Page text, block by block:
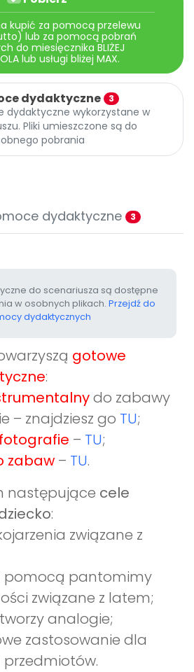
kupić za pomocą przelewu
lub za pomocą pobrań
do miesięcznika BLIŻEJ
lub usługi bliżej MAX.
dydaktyczne 3
dydaktyczne wykorzystane w
Pliki umieszczone są do
pobrania
dydaktyczne 3
do scenariusza są dostępne
w osobnych plikach. Przejdź do
dydaktycznych
gotowe
:
do zabawy
– znajdziesz go TU;
– TU;
zabaw – TU.
następujące cele
:
związane z
pomocą pantomimy
związane z latem;
analogie;
zastosowanie dla